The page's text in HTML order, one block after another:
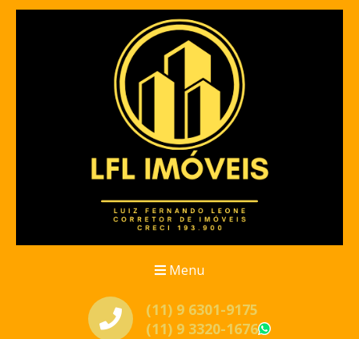
Menu
(11) 9 6301-9175
(11) 9 3320-1676